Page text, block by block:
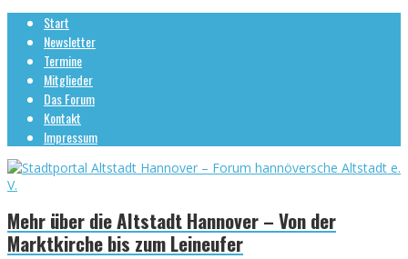
Start
Newsletter
Termine
Mitglieder
Das Forum
Kontakt
Impressum
Mehr über die Altstadt Hannover – Von der
Marktkirche bis zum Leineufer